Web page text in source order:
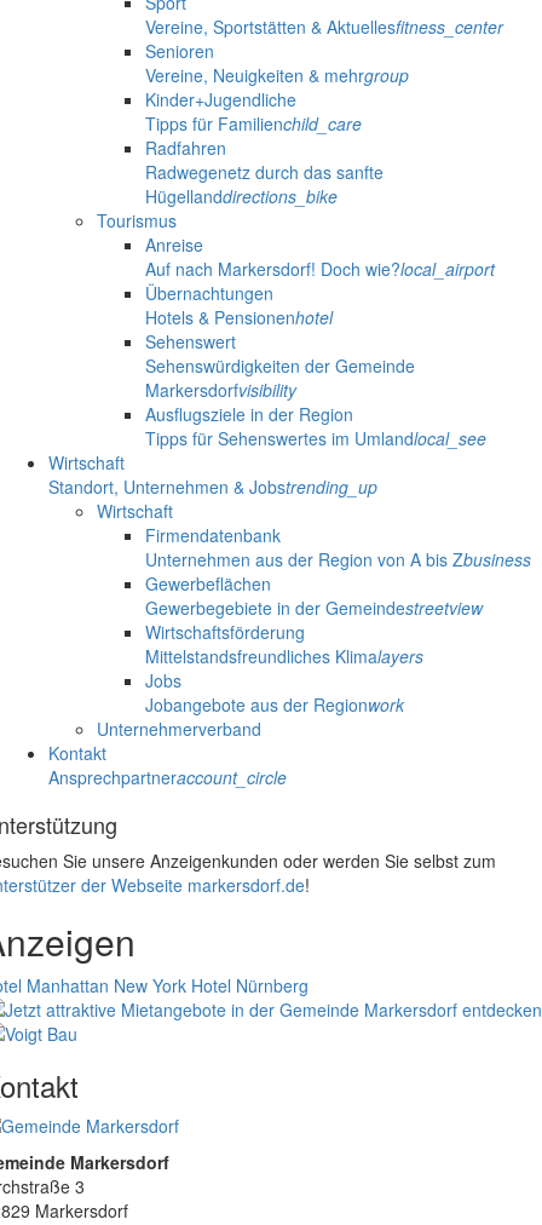
Vereine, Sportstätten & Aktuellesfitness_center
Senioren
Vereine, Neuigkeiten & mehrgroup
Kinder+Jugendliche
Tipps für Familienchild_care
Radfahren
Radwegenetz durch das sanfte
Hügellanddirections_bike
Tourismus
Anreise
Auf nach Markersdorf! Doch wie?local_airport
Übernachtungen
Hotels & Pensionenhotel
Sehenswert
Sehenswürdigkeiten der Gemeinde
Markersdorfvisibility
Ausflugsziele in der Region
Tipps für Sehenswertes im Umlandlocal_see
Wirtschaft
Standort, Unternehmen & Jobstrending_up
Wirtschaft
Firmendatenbank
Unternehmen aus der Region von A bis Zbusiness
Gewerbeflächen
Gewerbegebiete in der Gemeindestreetview
Wirtschaftsförderung
Mittelstandsfreundliches Klimalayers
Jobs
Jobangebote aus der Regionwork
Unternehmerverband
Kontakt
Ansprechpartneraccount_circle
Sie unsere Anzeigenkunden oder werden Sie selbst zum
der Webseite markersdorf.de!
Manhattan New York Hotel Nürnberg
Markersdorf
3
Markersdorf